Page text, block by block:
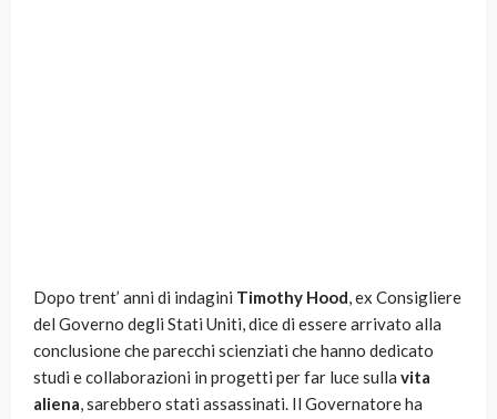
Dopo trent’ anni di indagini Timothy Hood, ex Consigliere
del Governo degli Stati Uniti, dice di essere arrivato alla
conclusione che parecchi scienziati che hanno dedicato
studi e collaborazioni in progetti per far luce sulla vita
aliena, sarebbero stati assassinati. Il Governatore ha